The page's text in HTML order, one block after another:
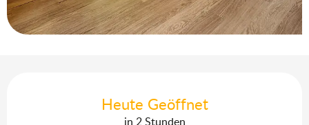
Heute Geöffnet
in 2 Stunden